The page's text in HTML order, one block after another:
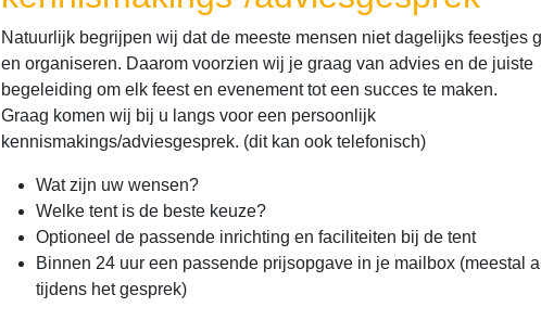
Natuurlijk begrijpen wij dat de meeste mensen niet dagelijks feestjes
en organiseren. Daarom voorzien wij je graag van advies en de juiste
begeleiding om elk feest en evenement tot een succes te maken.
Graag komen wij bij u langs voor een persoonlijk
kennismakings/adviesgesprek. (dit kan ook telefonisch)
Wat zijn uw wensen?
Welke tent is de beste keuze?
Optioneel de passende inrichting en faciliteiten bij de tent
Binnen 24 uur een passende prijsopgave in je mailbox (meestal al
tijdens het gesprek)